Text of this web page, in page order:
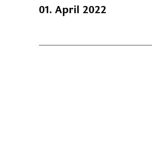
01. April 2022